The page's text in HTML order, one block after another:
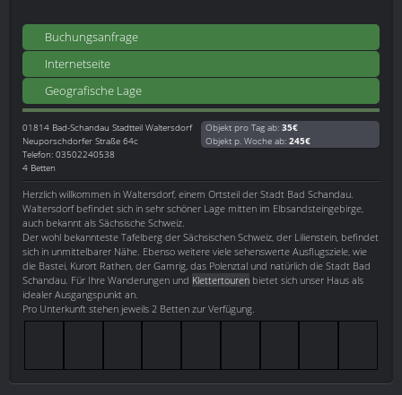
Buchungsanfrage
Internetseite
Geografische Lage
01814 Bad-Schandau Stadtteil Waltersdorf
Neuporschdorfer Straße 64c
Telefon: 03502240538
4 Betten
Objekt pro Tag ab: 35€
Objekt p. Woche ab: 245€
Herzlich willkommen in Waltersdorf, einem Ortsteil der Stadt Bad Schandau.
Waltersdorf befindet sich in sehr schöner Lage mitten im Elbsandsteingebirge,
auch bekannt als Sächsische Schweiz.
Der wohl bekannteste Tafelberg der Sächsischen Schweiz, der Lilienstein, befindet
sich in unmittelbarer Nähe. Ebenso weitere viele sehenswerte Ausflugsziele, wie
die Bastei, Kurort Rathen, der Gamrig, das Polenztal und natürlich die Stadt Bad
Schandau. Für Ihre Wanderungen und Klettertouren bietet sich unser Haus als
idealer Ausgangspunkt an.
Pro Unterkunft stehen jeweils 2 Betten zur Verfügung.